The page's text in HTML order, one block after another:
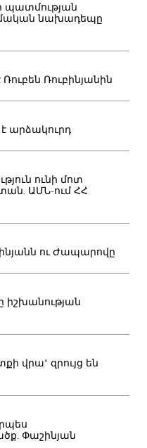
պատմության
նախադեպը
Ռուբինյանին
արձակուրդ
ունի մոտ
ԱՄՆ-ում ՀՀ
ու Ժապարովը
իշխանության
վրա" զրույց են
Փաշինյան